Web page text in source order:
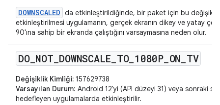
DOWNSCALED da etkinleştirildiğinde, bir paket için bu
etkinleştirilmesi uygulamanın, gerçek ekranın dikey ve yatay
90'ına sahip bir ekranda çalıştığını varsaymasına neden olur.
DO_ NOT DOWNSCALE TO_ 1080P_ ON TV
Değişiklik Kimliği: 157629738
Varsayılan Durum: Android 12'yi (API düzeyi 31) veya sonraki
hedefleyen uygulamalarda etkinleştirilir.